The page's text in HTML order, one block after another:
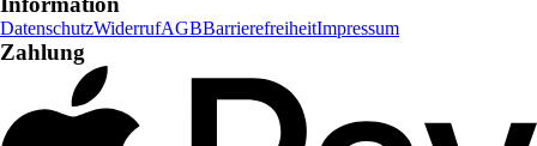
DatenschutzWiderrufAGBBarrierefreiheitImpressum
Zahlung